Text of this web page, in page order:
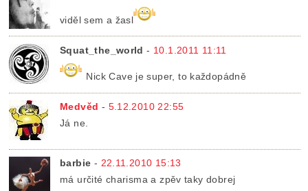
viděl sem a žasl
Squat_the_world - 10.1.2011 11:11
Nick Cave je super, to každopádně
Medvěd - 5.12.2010 22:55
Já ne.
barbie - 22.11.2010 15:13
má určité charisma a zpěv taky dobrej